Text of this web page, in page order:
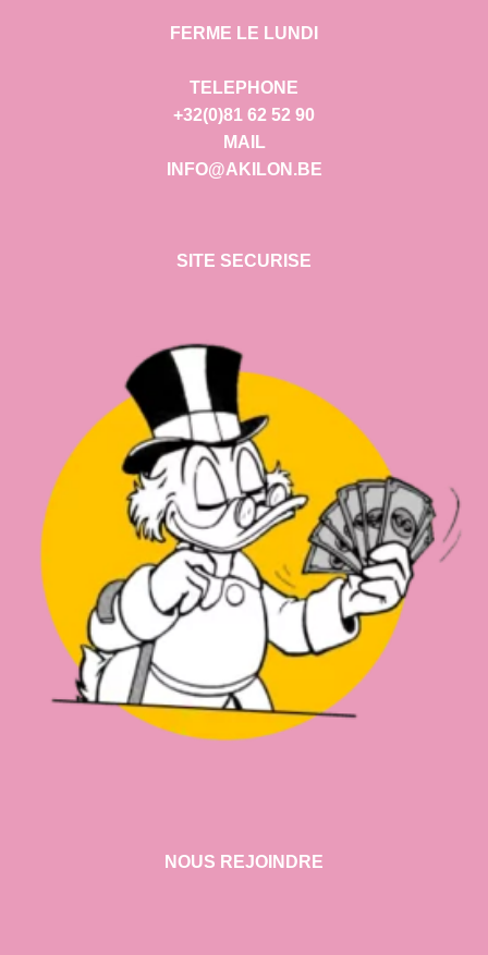
FERME LE LUNDI
TELEPHONE
+32(0)81 62 52 90
MAIL
INFO@AKILON.BE
SITE SECURISE
NOUS REJOINDRE